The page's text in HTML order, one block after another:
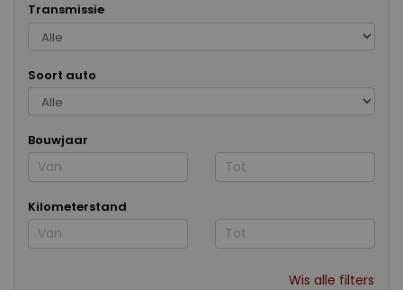
Transmissie
Soort auto
Bouwjaar
Kilometerstand
Wis alle filters